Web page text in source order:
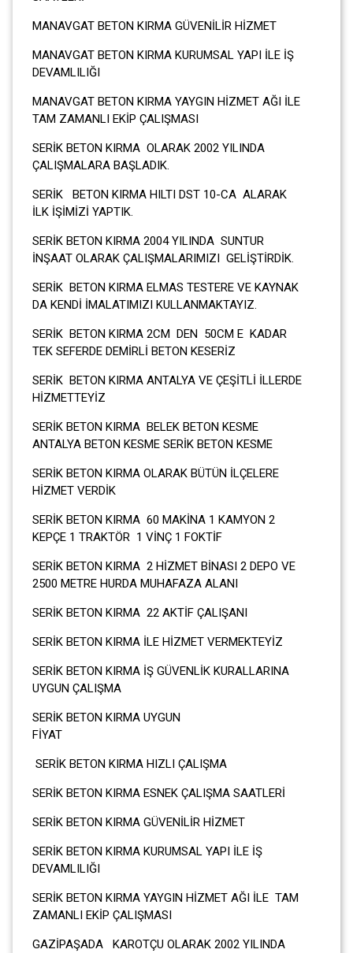
MANAVGAT BETON KIRMA GÜVENİLİR HİZMET
MANAVGAT BETON KIRMA KURUMSAL YAPI İLE İŞ
DEVAMLILIĞI
MANAVGAT BETON KIRMA YAYGIN HİZMET AĞI İLE
TAM ZAMANLI EKİP ÇALIŞMASI
SERİK BETON KIRMA OLARAK 2002 YILINDA
ÇALIŞMALARA BAŞLADIK.
SERİK BETON KIRMA HILTI DST 10-CA ALARAK
İLK İŞİMİZİ YAPTIK.
SERİK BETON KIRMA 2004 YILINDA SUNTUR
İNŞAAT OLARAK ÇALIŞMALARIMIZI GELİŞTİRDİK.
SERİK BETON KIRMA ELMAS TESTERE VE KAYNAK
DA KENDİ İMALATIMIZI KULLANMAKTAYIZ.
SERİK BETON KIRMA 2CM DEN 50CM E KADAR
TEK SEFERDE DEMİRLİ BETON KESERİZ
SERİK BETON KIRMA ANTALYA VE ÇEŞİTLİ İLLERDE
HİZMETTEYİZ
SERİK BETON KIRMA BELEK BETON KESME
ANTALYA BETON KESME SERİK BETON KESME
SERİK BETON KIRMA OLARAK BÜTÜN İLÇELERE
HİZMET VERDİK
SERİK BETON KIRMA 60 MAKİNA 1 KAMYON 2
KEPÇE 1 TRAKTÖR 1 VİNÇ 1 FOKTİF
SERİK BETON KIRMA 2 HİZMET BİNASI 2 DEPO VE
2500 METRE HURDA MUHAFAZA ALANI
SERİK BETON KIRMA 22 AKTİF ÇALIŞANI
SERİK BETON KIRMA İLE HİZMET VERMEKTEYİZ
SERİK BETON KIRMA İŞ GÜVENLİK KURALLARINA
UYGUN ÇALIŞMA
SERİK BETON KIRMA UYGUN
SERİK BETON KIRMA HIZLI ÇALIŞMA
SERİK BETON KIRMA ESNEK ÇALIŞMA SAATLERİ
SERİK BETON KIRMA GÜVENİLİR HİZMET
SERİK BETON KIRMA KURUMSAL YAPI İLE İŞ
DEVAMLILIĞI
SERİK BETON KIRMA YAYGIN HİZMET AĞI İLE TAM
ZAMANLI EKİP ÇALIŞMASI
GAZİPAŞADA KAROTÇU OLARAK 2002 YILINDA